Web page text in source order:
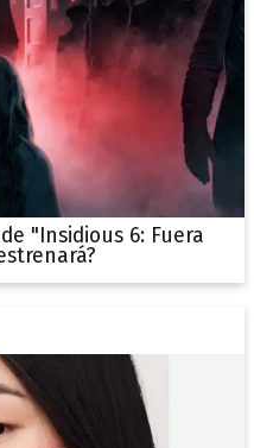
"Insidious 6: Fuera